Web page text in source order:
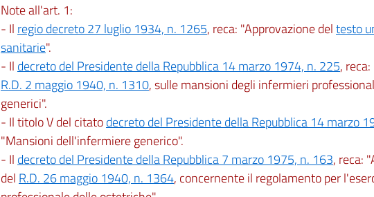
Note all'art. 1:
- Il regio decreto 27 luglio 1934, n. 1265, reca: "Approvazione deltesto
sanitarie".
- Il decreto del Presidente della Repubblica 14 marzo 1974, n. 225,
R.D. 2 maggio 1940, n. 1310, sulle mansioni degli infermieri
generici".
- Il titolo V del citatodecreto del Presidente della Repubblica 14 marzo
"Mansioni dell'infermiere generico".
- Il decreto del Presidente della Repubblica 7 marzo 1975, n. 163, reca:
del R.D. 26 maggio 1940, n. 1364, concernente il regolamento per